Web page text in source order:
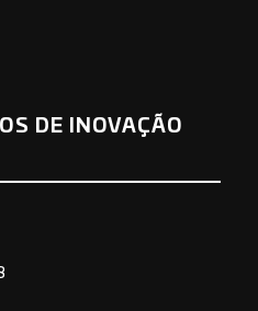
DE INOVAÇÃO